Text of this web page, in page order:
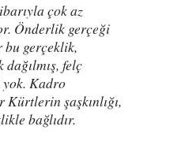
çok az
Önderlik gerçeği
bu gerçeklik,
felç
Kadro
Kürtlerin şaşkınlığı,
bağlıdır.